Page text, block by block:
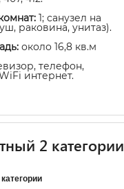
1; санузел на
раковина, унитаз).
около 16,8 кв.м
телефон,
интернет.
2 категории